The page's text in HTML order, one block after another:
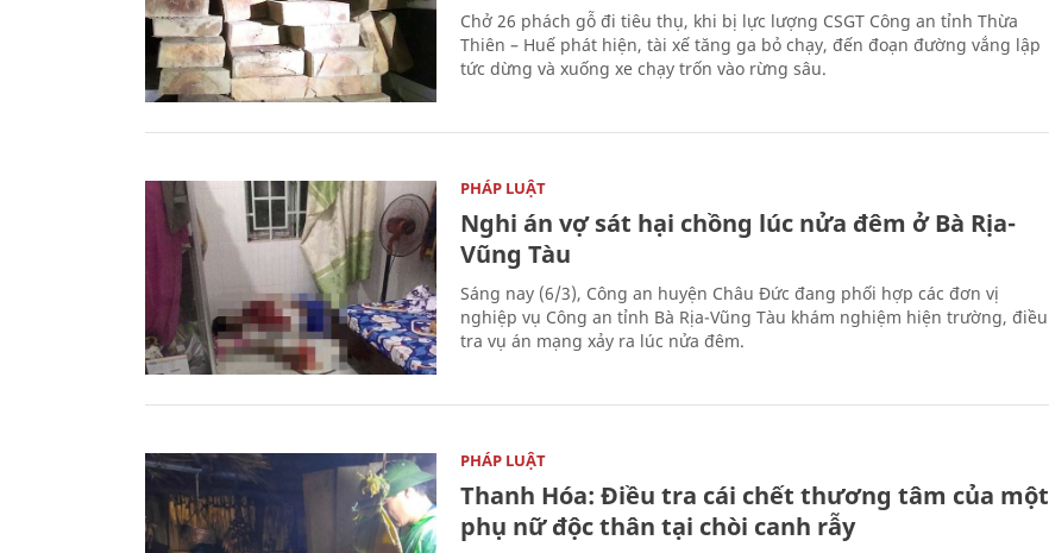
Chở 26 phách gỗ đi tiêu thụ, khi bị lực lượng CSGT Công an tỉnh Thừa
Thiên – Huế phát hiện, tài xế tăng ga bỏ chạy, đến đoạn đường vắng lập
tức dừng và xuống xe chạy trốn vào rừng sâu.
PHÁP LUẬT
Nghi án vợ sát hại chồng lúc nửa đêm ở Bà Rịa-
Vũng Tàu
Sáng nay (6/3), Công an huyện Châu Đức đang phối hợp các đơn vị
nghiệp vụ Công an tỉnh Bà Rịa-Vũng Tàu khám nghiệm hiện trường, điều
tra vụ án mạng xảy ra lúc nửa đêm.
PHÁP LUẬT
Thanh Hóa: Điều tra cái chết thương tâm của một
phụ nữ độc thân tại chòi canh rẫy